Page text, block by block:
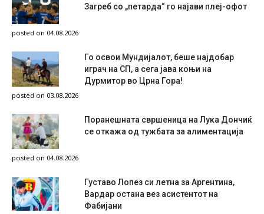
Загреб со „петарда“ го најави плеј-офот
posted on 04.08.2026
Го освои Мундијалот, беше најдобар
играч на СП, а сега јава коњи на
Дурмитор во Црна Гора!
posted on 03.08.2026
Поранешната свршеница на Лука Дончиќ
се откажа од тужбата за алиментација
posted on 04.08.2026
Густаво Лопез си летна за Аргентина,
Вардар остана вез асистентот на
Фабијани